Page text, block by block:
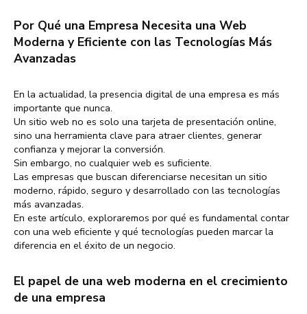
Por Qué una Empresa Necesita una Web
Moderna y Eficiente con las Tecnologías Más
Avanzadas
En la actualidad, la presencia digital de una empresa es más
importante que nunca.
Un sitio web no es solo una tarjeta de presentación online,
sino una herramienta clave para atraer clientes, generar
confianza y mejorar la conversión.
Sin embargo, no cualquier web es suficiente.
Las empresas que buscan diferenciarse necesitan un sitio
moderno, rápido, seguro y desarrollado con las tecnologías
más avanzadas.
En este artículo, exploraremos por qué es fundamental contar
con una web eficiente y qué tecnologías pueden marcar la
diferencia en el éxito de un negocio.
El papel de una web moderna en el crecimiento
de una empresa